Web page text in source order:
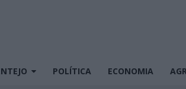
POLÍTICA ECONOMIA